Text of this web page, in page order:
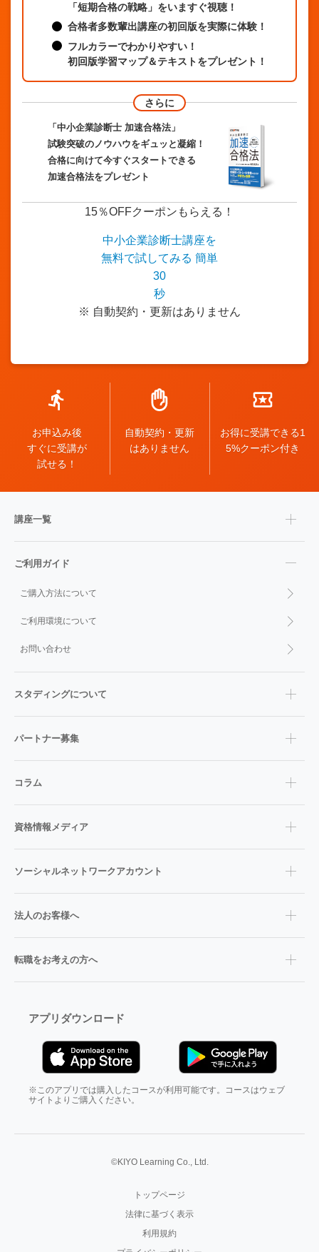
「短期合格の戦略」をいますぐ視聴！
合格者多数輩出講座の初回版を実際に体験！
フルカラーでわかりやすい！
初回版学習マップ＆テキストをプレゼント ！
さらに
「中小企業診断士 加速合格法」
試験突破のノウハウをギュッと凝縮！
合格に向けて今すぐスタートできる
加速合格法をプレゼント
15％OFFクーポンもらえる！
中小企業診断士講座を
無料で試してみる 簡単
30
秒
※ 自動契約・更新はありません
お申込み後
すぐに受講が
試せる！
自動契約・更新
はありません
お得に受講できる1
5%クーポン付き
講座一覧
ご利用ガイド
ご購入方法について
ご利用環境について
お問い合わせ
スタディングについて
パートナー募集
コラム
資格情報メディア
ソーシャルネットワークアカウント
法人のお客様へ
転職をお考えの方へ
アプリダウンロード
※このアプリでは購入したコースが利用可能です。コースはウェブ
サイトよりご購入ください。
©KIYO Learning Co., Ltd.
トップページ
法律に基づく表示
利用規約